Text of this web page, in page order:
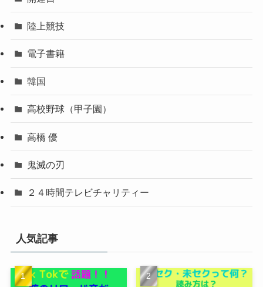
陸上競技
電子書籍
韓国
高校野球（甲子園）
高橋 優
鬼滅の刃
２４時間テレビチャリティー
人気記事